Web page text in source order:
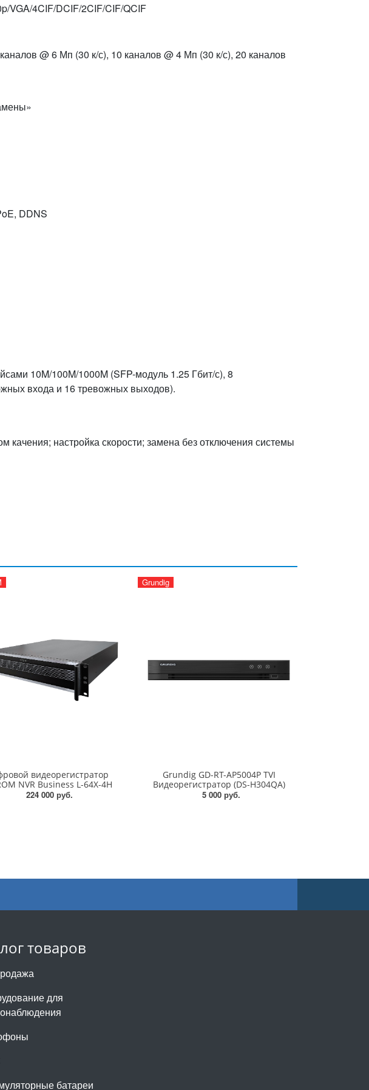
4CIF/DCIF/2CIF/CIF/QCIF
@ 6 Мп (30 к/с), 10 каналов @ 4 Мп (30 к/с), 20 каналов
DDNS
10M/100M/1000M (SFP-модуль 1.25 Гбит/с), 8
входа и 16 тревожных выходов).
настройка скорости; замена без отключения системы
видеорегистратор
NVR Business L-64X-4H
224 000 руб.
Grundig
Grundig GD-RT-AP5004P TVI
Видеорегистратор (DS-H304QA)
5 000 руб.
товаров
для
батареи